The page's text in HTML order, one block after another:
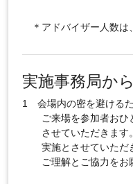
＊アドバイザー人数は
実施事務局か
1 会場内の密を避ける
ご来場を参加者おひ
させていただきます
実施とさせていただき
ご理解とご協力をお願